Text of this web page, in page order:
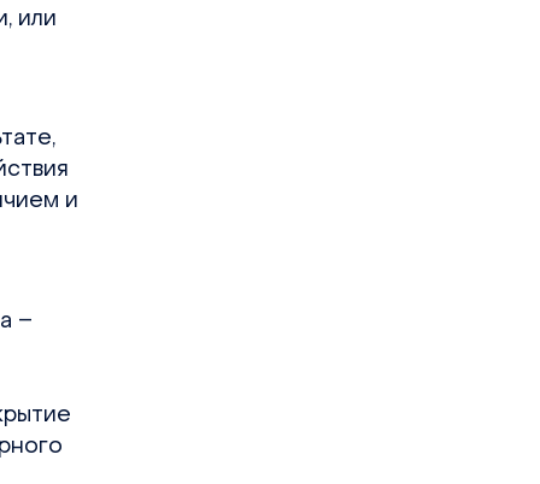
или
и
–